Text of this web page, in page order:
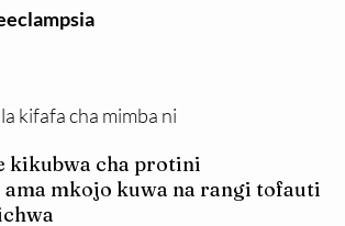
kifafa cha mimba ni
kikubwa cha protini
mkojo kuwa na rangi tofauti